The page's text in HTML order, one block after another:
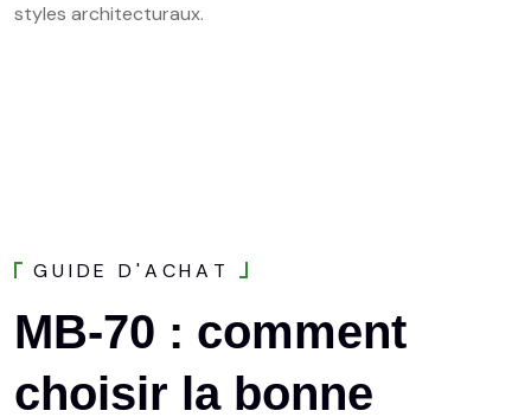
styles architecturaux.
GUIDE D 'A CHA T
MB-70 : comment
choisir la bonne